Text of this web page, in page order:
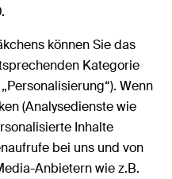
können Sie das
Kategorie
Wenn
(Analysedienste wie
Inhalte
bei uns und von
Anbietern wie z.B.